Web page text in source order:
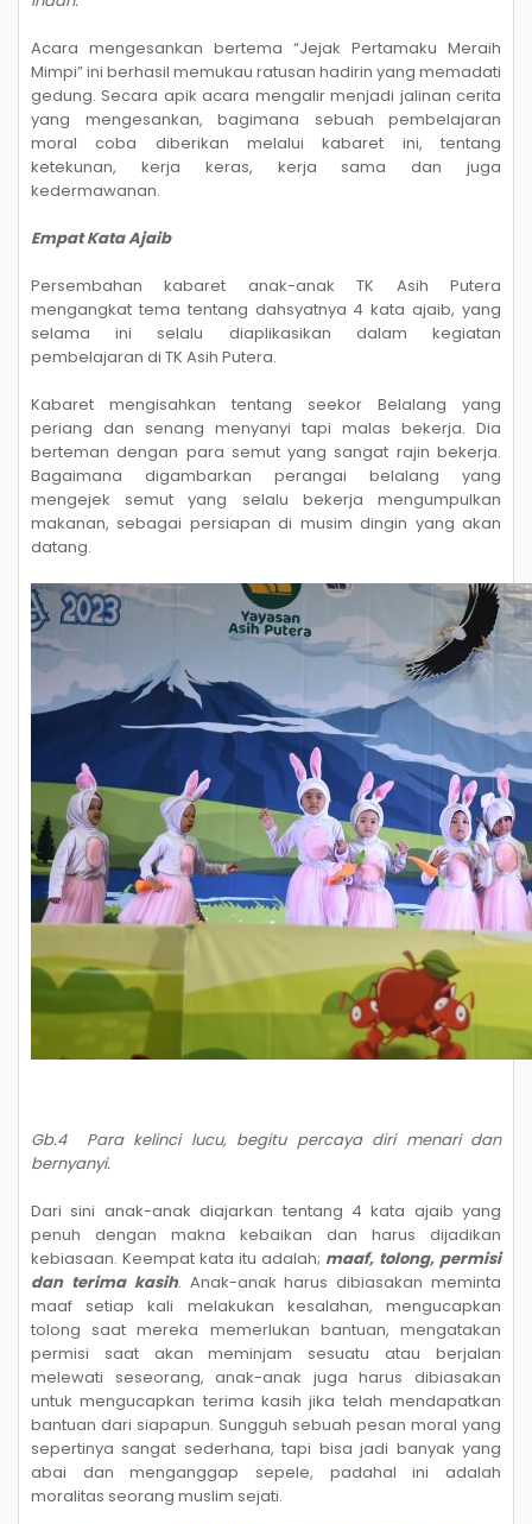
Acara mengesankan bertema “Jejak Pertamaku Meraih
Mimpi” ini berhasil memukau ratusan hadirin yang memadati
gedung. Secara apik acara mengalir menjadi jalinan cerita
yang mengesankan, bagimana sebuah pembelajaran
moral coba diberikan melalui kabaret ini, tentang
ketekunan, kerja keras, kerja sama dan juga
kedermawanan.
Empat Kata Ajaib
Persembahan kabaret anak-anak TK Asih Putera
mengangkat tema tentang dahsyatnya 4 kata ajaib, yang
selama ini selalu diaplikasikan dalam kegiatan
pembelajaran di TK Asih Putera.
Kabaret mengisahkan tentang seekor Belalang yang
periang dan senang menyanyi tapi malas bekerja. Dia
berteman dengan para semut yang sangat rajin bekerja.
Bagaimana digambarkan perangai belalang yang
mengejek semut yang selalu bekerja mengumpulkan
makanan, sebagai persiapan di musim dingin yang akan
datang.
Gb.4 Para kelinci lucu, begitu percaya diri menari dan
bernyanyi.
Dari sini anak-anak diajarkan tentang 4 kata ajaib yang
penuh dengan makna kebaikan dan harus dijadikan
kebiasaan. Keempat kata itu adalah; maaf, tolong, permisi
dan terima kasih. Anak-anak harus dibiasakan meminta
maaf setiap kali melakukan kesalahan, mengucapkan
tolong saat mereka memerlukan bantuan, mengatakan
permisi saat akan meminjam sesuatu atau berjalan
melewati seseorang, anak-anak juga harus dibiasakan
untuk mengucapkan terima kasih jika telah mendapatkan
bantuan dari siapapun. Sungguh sebuah pesan moral yang
sepertinya sangat sederhana, tapi bisa jadi banyak yang
abai dan menganggap sepele, padahal ini adalah
moralitas seorang muslim sejati.